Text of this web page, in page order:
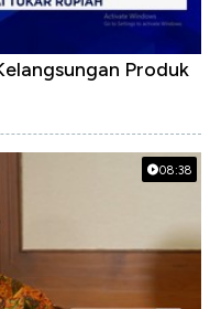
Produk
08:38